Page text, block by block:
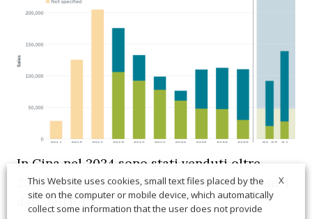
In Cina nel 2024 sono stati venduti oltre
230.000 camion e autobus a zero emissioni. I
dati dell’ICCT
X
This Website uses cookies, small text files placed by the
site on the computer or mobile device, which automatically
collect some information that the user does not provide